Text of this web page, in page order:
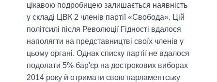
цікавою подробицею залишається наявність
у складі ЦВК 2 членів партії «Свобода». Цій
політсилі після Революції Гідності вдалося
наполягти на представництві своїх членів у
цьому органі. Однак списку партії не вдалося
подолати 5% бар'єр на дострокових виборах
2014 року й отримати свою парламентську